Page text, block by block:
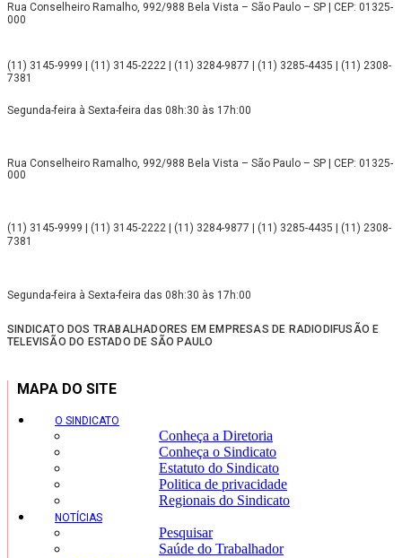
Rua Conselheiro Ramalho, 992/988 Bela Vista – São Paulo – SP | CEP: 01325-
000
(11) 3145-9999 | (11) 3145-2222 | (11) 3284-9877 | (11) 3285-4435 | (11) 2308-
7381
Segunda-feira à Sexta-feira das 08h:30 às 17h:00
Rua Conselheiro Ramalho, 992/988 Bela Vista – São Paulo – SP | CEP: 01325-
000
(11) 3145-9999 | (11) 3145-2222 | (11) 3284-9877 | (11) 3285-4435 | (11) 2308-
7381
Segunda-feira à Sexta-feira das 08h:30 às 17h:00
SINDICATO DOS TRABALHADORES EM EMPRESAS DE RADIODIFUSÃO E
TELEVISÃO DO ESTADO DE SÃO PAULO
MAPA DO SITE
O SINDICATO
Conheça a Diretoria
Conheça o Sindicato
Estatuto do Sindicato
Politica de privacidade
Regionais do Sindicato
NOTÍCIAS
Pesquisar
Saúde do Trabalhador